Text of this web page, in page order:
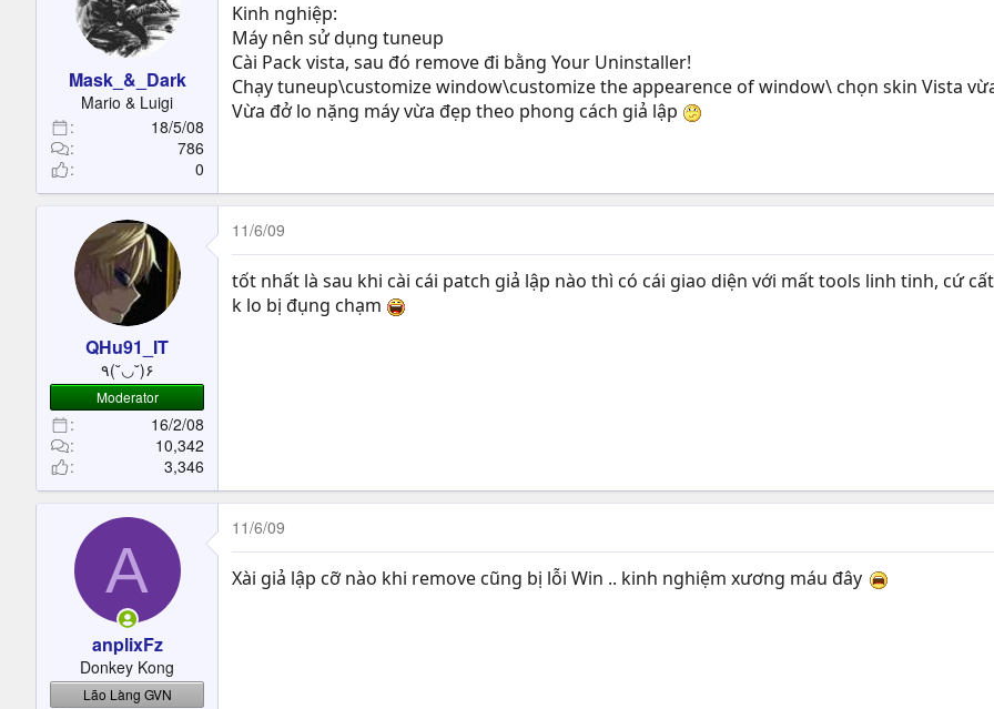
Mask_&_Dark
Mario & Luigi
18/5/08
786
0
Kinh nghiệp:
Máy nên sử dụng tuneup
Cài Pack vista, sau đó remove đi bằng Your Uninstaller!
Chạy tuneup\customize window\customize the appearence of window\ chọn skin Vista
Vừa đở lo nặng máy vừa đẹp theo phong cách giả lập
QHu91_IT
٩(˘◡˘)۶
Moderator
16/2/08
10,342
3,346
11/6/09
tốt nhất là sau khi cài cái patch giả lập nào thì có cái giao diện với mất tools linh tinh, cứ
k lo bị đụng chạm
A
anplixFz
Donkey Kong
Lão Làng GVN
11/6/09
Xài giả lập cỡ nào khi remove cũng bị lỗi Win .. kinh nghiệm xương máu đây